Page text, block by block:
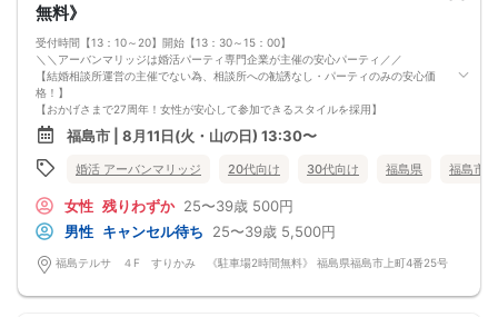
無料》
受付時間【13：10～20】開始【13：30～15：00】
＼＼アーバンマリッジは婚活パーティ専門企業が主催の安心パーティ／／
【結婚相談所運営の主催でない為、相談所への勧誘なし・パーティのみの安心価
格！】
【おかげさまで27周年！女性が安心して参加できるスタイルを採用】
・フリータイムなし・人前での告白なし
・女性の移動なし
・女性先退出の出待ちNG対応
・連絡先交換自由・交換強要NG 等
◆◇第一印象はシステム分析で明瞭なカップル指名サポート※オリジナル 天使の
カード発行
◆◇ドレスコードなし！カジュアルスタイルでＯＫ！
◆◇男女バランス調整 最大でも±3名様までに調整いたします。
【人数調整が必要な企画ですので予定確定の上ご予約お願いいたします。キャン
福島市 | 8月11日(火・山の日) 13:30〜
婚活 アーバンマリッジ 20代向け 30代向け 福島県 福島市
女性 残りわずか 25〜39歳 500円
男性 キャンセル待ち 25〜39歳 5,500円
福島テルサ ４F すりかみ 《駐車場2時間無料》 福島県福島市上町4番25号